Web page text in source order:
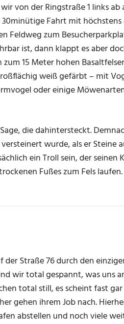
von der Ringstraße 1 links ab
Fahrt mit
Feldweg zum
ist, dann klappt es aber
15 Meter hohen
weiß gefärbt – mit
oder einige
die dahintersteckt.
wurde, als er Steine
ein Troll sein, der seinen
Fußes zum Fels laufen.
Straße 76 durch den
wir total gespannt, was uns
total still, es scheint fast gar
gehen ihrem Job nach.
abstellen und noch viele